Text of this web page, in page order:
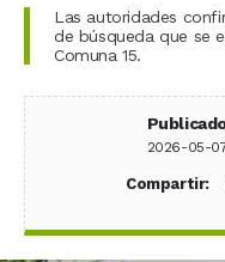
Las autoridades
de búsqueda que se
Comuna 15.
2026-05-
Compartir: